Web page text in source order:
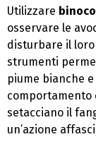
Utilizzare
osservare le
disturbare il
strumenti
piume bianche
comportamento
setacciano il
un’azione